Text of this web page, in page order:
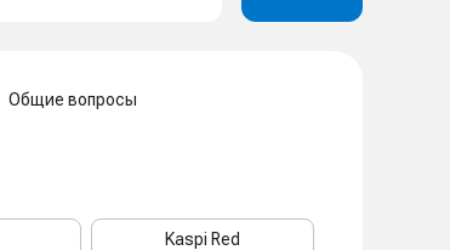
Общие вопросы
Kaspi Red